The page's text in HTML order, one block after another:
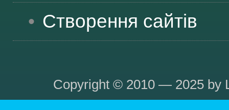
Створення сайтів
Copyright © 2010 — 2025 by